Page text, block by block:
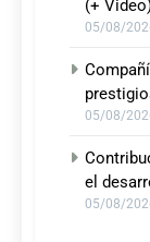
(+
05/08/
05/08/
el
05/08/